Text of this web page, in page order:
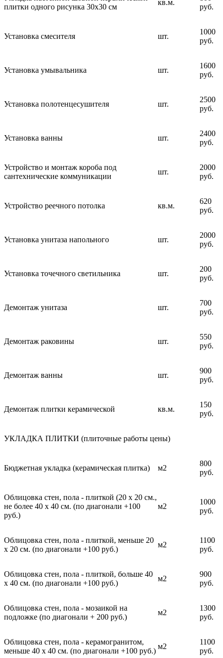
плитки одного рисунка 30х30 см
кв.м.
руб.
Установка смесителя шт.
1000
руб.
Установка умывальника шт.
1600
руб.
Установка полотенцесушителя шт.
2500
руб.
Установка ванны шт.
2400
руб.
Устройство и монтаж короба под
сантехнические коммуникации
шт.
2000
руб.
Устройство реечного потолка кв.м.
620
руб.
Установка унитаза напольного шт.
2000
руб.
Установка точечного светильника шт.
200
руб.
Демонтаж унитаза шт.
700
руб.
Демонтаж раковины шт.
550
руб.
Демонтаж ванны шт.
900
руб.
Демонтаж плитки керамической кв.м.
150
руб.
УКЛАДКА ПЛИТКИ (плиточные работы цены)
Бюджетная укладка (керамическая плитка) м2
800
руб.
Облицовка стен, пола - плиткой (20 х 20 см.,
не более 40 х 40 см. (по диагонали +100
руб.)
м2
1000
руб.
Облицовка стен, пола - плиткой, меньше 20
х 20 см. (по диагонали +100 руб.)
м2
1100
руб.
Облицовка стен, пола - плиткой, больше 40
х 40 см. (по диагонали +100 руб.)
м2
900
руб.
Облицовка стен, пола - мозаикой на
подложке (по диагонали + 200 руб.)
м2
1300
руб.
Облицовка стен, пола - керамогранитом,
меньше 40 х 40 см. (по диагонали +100 руб.)
м2
1100
руб.